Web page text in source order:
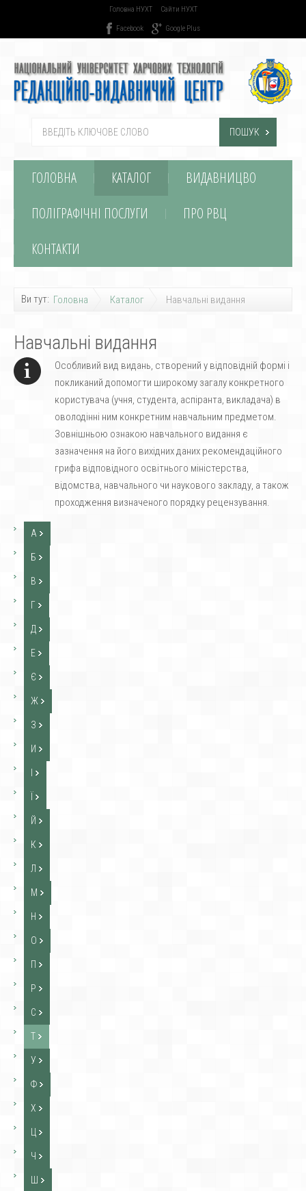
Головна НУХТ Сайти НУХТ
Facebook Google Plus
ПОШУК
ГОЛОВНА КАТАЛОГ
ВИДАВНИЦВО
ПОЛІГРАФІЧНІ ПОСЛУГИ
ПРО РВЦ
КОНТАКТИ
Ви тут: Головна Каталог Навчальні видання
Навчальні видання
Особливий вид видань, створений у відповідній формі і
покликаний допомогти широкому загалу конкретного
користувача (учня, студента, аспіранта, викладача) в
оволодінні ним конкретним навчальним предметом.
Зовнішньою ознакою навчального видання є
зазначення на його вихідних даних рекомендаційного
грифа відповідного освітнього міністерства,
відомства, навчального чи наукового закладу, а також
проходження визначеного порядку рецензування.
А
Б
В
Г
Д
Е
Є
Ж
З
И
Й
К
Л
М
Н
О
П
Р
С
Т
У
Ф
Х
Ч